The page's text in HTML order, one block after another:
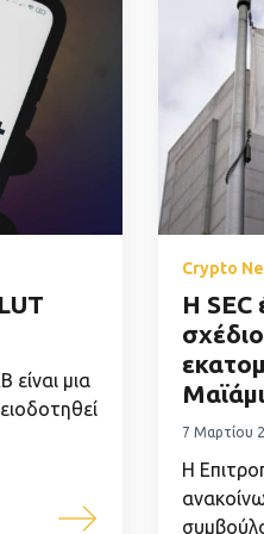
είναι μια
Crypto
Η SEC
7 Μαρτίου
Η